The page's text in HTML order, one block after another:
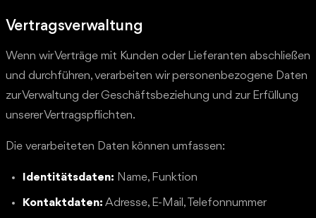
Vertragsverwaltung
Wenn wir Verträge mit Kunden oder Lieferanten abschließen
und durchführen, verarbeiten wir personenbezogene Daten
zur Verwaltung der Geschäftsbeziehung und zur Erfüllung
unserer Vertragspflichten.
Die verarbeiteten Daten können umfassen:
Identitätsdaten: Name, Funktion
Kontaktdaten: Adresse, E-Mail, Telefonnummer